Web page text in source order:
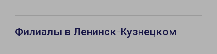
Филиалы в Ленинск-Кузнецком